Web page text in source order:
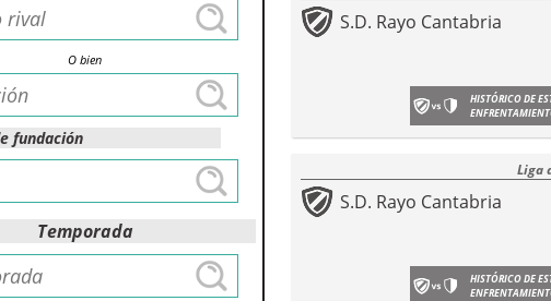
O bien
fundación
Temporada
S.D. Rayo Cantabria
HISTÓRICO DE
Liga
S.D. Rayo Cantabria
HISTÓRICO DE